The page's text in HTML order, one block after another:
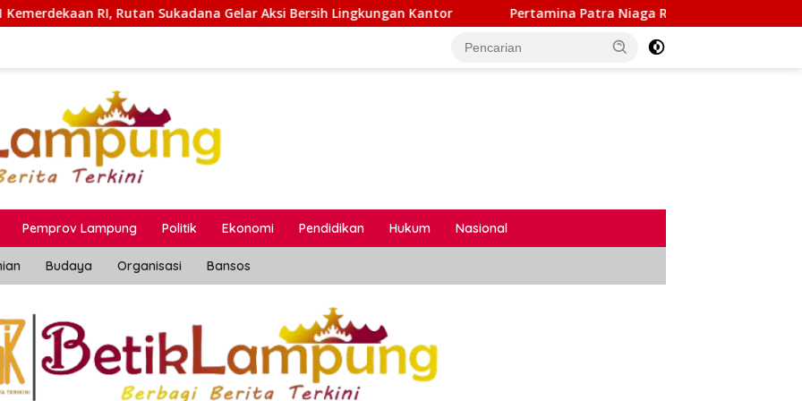
Gelar Aksi Bersih Lingkungan Kantor Pertamina Patra Niaga Regional Sumbagsel Raih Gold TJSL & CSR
Pemprov Lampung Politik Ekonomi Pendidikan Hukum Nasional
Budaya Organisasi Bansos